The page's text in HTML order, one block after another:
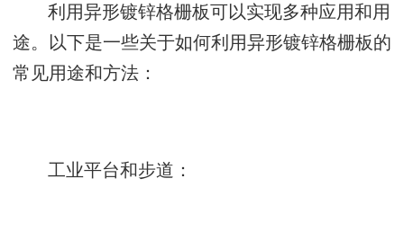
利用异形镀锌格栅板可以实现多种应用和用
途。以下是一些关于如何利用异形镀锌格栅板的
常见用途和方法：
工业平台和步道：